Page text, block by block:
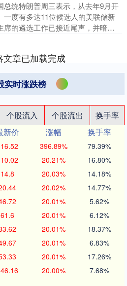
总统特朗普周三表示，从去年9月开
一度有多达11位候选人的美联储新
席的遴选工作已接近尾声，并暗示
文章已加载完成
实时涨跌榜
个股流入 个股流出
换手率
新价 涨幅
换手率
396.89% 79.39%
20.21% 16.80%
14.8 20.03% 14.18%
20.02% 14.77%
20.01% 5.62%
61.6 20.01% 6.12%
20.01% 18.37%
20.01% 6.83%
20.01% 17.26%
20.00% 7.68%